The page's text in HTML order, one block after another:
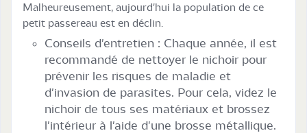
Malheureusement, aujourd'hui la population de ce
petit passereau est en déclin.
Conseils d'entretien : Chaque année, il est
recommandé de nettoyer le nichoir pour
prévenir les risques de maladie et
d'invasion de parasites. Pour cela, videz le
nichoir de tous ses matériaux et brossez
l'intérieur à l'aide d'une brosse métallique.